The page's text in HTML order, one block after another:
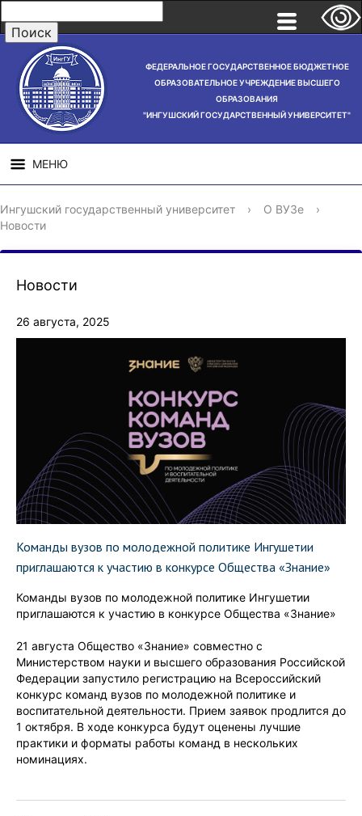
ФЕДЕРАЛЬНОЕ ГОСУДАРСТВЕННОЕ БЮДЖЕТНОЕ
ОБРАЗОВАТЕЛЬНОЕ УЧРЕЖДЕНИЕ ВЫСШЕГО
ОБРАЗОВАНИЯ
"ИНГУШСКИЙ ГОСУДАРСТВЕННЫЙ УНИВЕРСИТЕТ"
МЕНЮ
СВЕДЕНИЯ ОБ
ОБРАЗОВАТЕЛЬНОЙ
НАУЧНАЯ
ДЕЯТЕЛЬНОСТЬ
Ингушский государственный университет › О ВУЗе
›
Новости
Новости
26 августа, 2025
Команды вузов по молодежной политике Ингушетии
приглашаются к участию в конкурсе Общества «Знание»
Команды вузов по молодежной политике Ингушетии
приглашаются к участию в конкурсе Общества «Знание»
21 августа Общество «Знание» совместно с
Министерством науки и высшего образования Российской
Федерации запустило регистрацию на Всероссийский
конкурс команд вузов по молодежной политике и
воспитательной деятельности. Прием заявок продлится до
1 октября. В ходе конкурса будут оценены лучшие
практики и форматы работы команд в нескольких
номинациях.